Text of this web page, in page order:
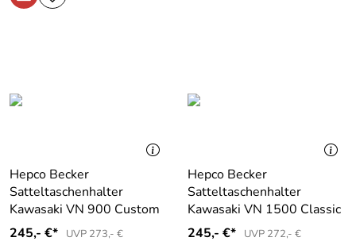
Hepco Becker
Satteltaschenhalter
Kawasaki VN 900 Custom
245,- €*
UVP 273,- €
Hepco Becker
Satteltaschenhalter
Kawasaki VN 1500 Classic
245,- €*
UVP 272,- €